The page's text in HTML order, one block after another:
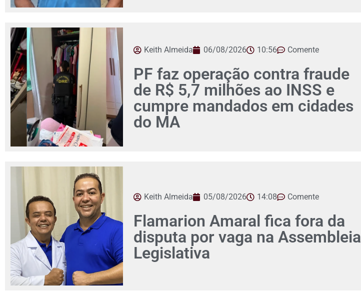
Keith Almeida 06/08/2026 10:56 Comente
PF faz operação contra fraude
de R$ 5,7 milhões ao INSS e
cumpre mandados em cidades
do MA
Keith Almeida 05/08/2026 14:08 Comente
Flamarion Amaral fica fora da
disputa por vaga na Assembleia
Legislativa